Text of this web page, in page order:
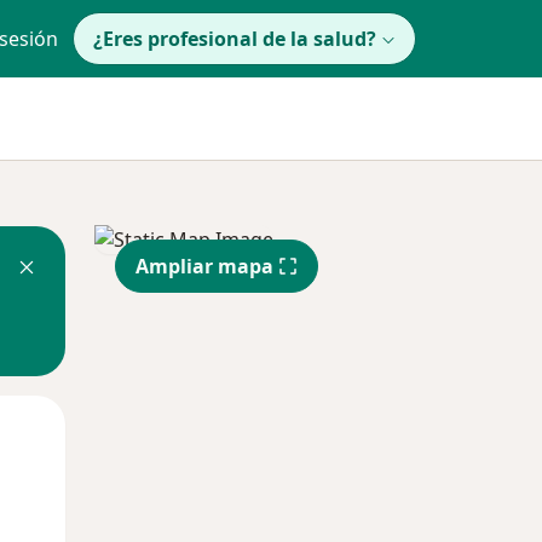
¿Eres profesional de la salud?
Ampliar mapa